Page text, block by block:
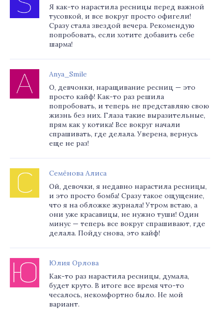
Я как-то нарастила ресницы перед важной
тусовкой, и все вокруг просто офигели!
Сразу стала звездой вечера. Рекомендую
попробовать, если хотите добавить себе
шарма!
Anya_Smile
О, девчонки, наращивание ресниц — это
просто кайф! Как-то раз решила
попробовать, и теперь не представляю свою
жизнь без них. Глаза такие выразительные,
прям как у котика! Все вокруг начали
спрашивать, где делала. Уверена, вернусь
еще не раз!
Семёнова Алиса
Ой, девочки, я недавно нарастила ресницы,
и это просто бомба! Сразу такое ощущение,
что я на обложке журнала! Утром встаю, а
они уже красавицы, не нужно туши! Один
минус — теперь все вокруг спрашивают, где
делала. Пойду снова, это кайф!
Юлия Орлова
Как-то раз нарастила ресницы, думала,
будет круто. В итоге все время что-то
чесалось, некомфортно было. Не мой
вариант.